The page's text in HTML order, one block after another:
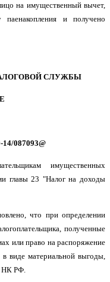
на имущественный вычет,
паенакопления и получено
СЛУЖБЫ
14/087093@
имущественных
главы 23 "Налог на доходы
что при определении
полученные
или право на распоряжение
виде материальной выгоды,
НК РФ.